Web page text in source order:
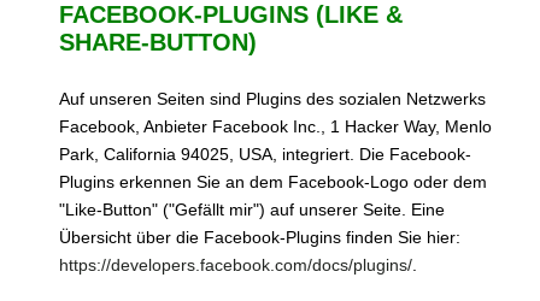
FACEBOOK-PLUGINS (LIKE &
SHARE-BUTTON)
Auf unseren Seiten sind Plugins des sozialen Netzwerks
Facebook, Anbieter Facebook Inc., 1 Hacker Way, Menlo
Park, California 94025, USA, integriert. Die Facebook-
Plugins erkennen Sie an dem Facebook-Logo oder dem
"Like-Button" ("Gefällt mir") auf unserer Seite. Eine
Übersicht über die Facebook-Plugins finden Sie hier:
https://developers.facebook.com/docs/plugins/